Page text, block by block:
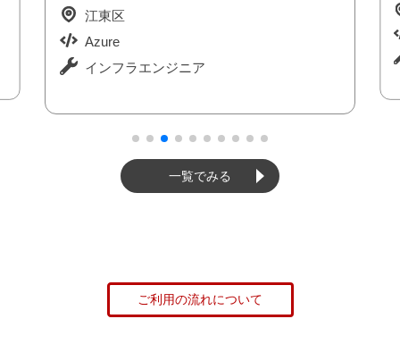
江東区
Azure
インフラエンジニア
一覧でみる
ご利用の流れについて